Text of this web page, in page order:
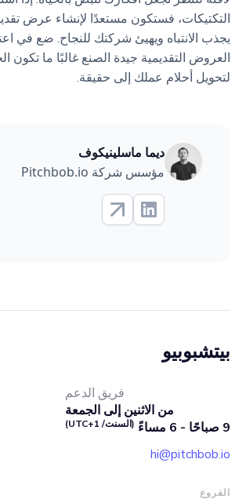
التكتيكات، فستكون مستعدًا لإنشاء عرض
يجذب الانتباه ويهيئ شركتك للنجاح. ضع في
العروض التقديمية جيدة الصنع غالبًا ما تكون
لتحويل أحلام عملك إلى حقيقة.
ديما ماسلينيكوف
مؤسس شركة Pitchbob.io
بيتشبوبيو
فريق الدعم
من الاثنين إلى الجمعة
9 صباحًا - 6 مساءً
(السنت/ UTC+1)
hi@pitchbob.io
الفروع